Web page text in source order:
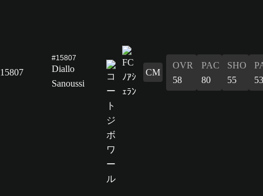
15807
#15807
Diallo
Sanoussi
CM
OVR
58
PAC
80
SHO
55
53